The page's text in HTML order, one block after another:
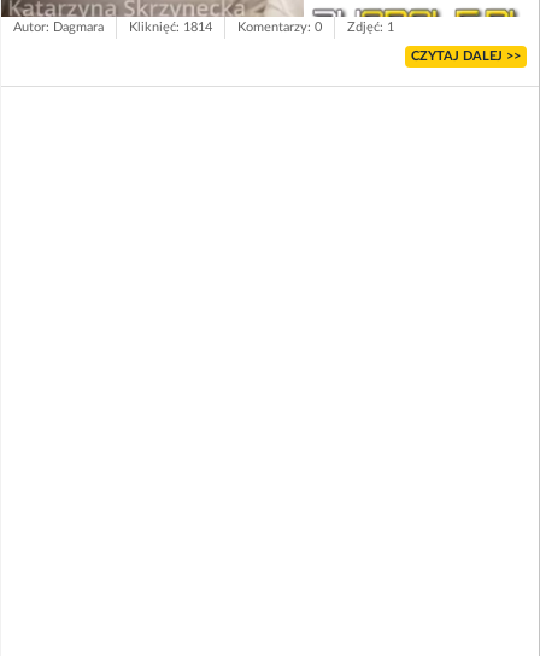
Autor: Dagmara Kliknięć: 1814 Komentarzy: 0 Zdjęć: 1
CZYTAJ DALEJ >>